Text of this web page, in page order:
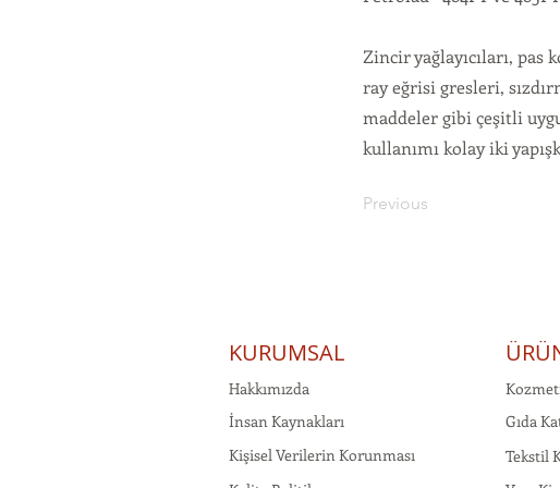
Zincir yağlayıcıları, pas
ray eğrisi gresleri,
maddeler gibi çeşitli
kullanımı kolay iki
Previous
KURUMSAL
Hakkımızda
İnsan Kaynakları
Kişisel Verilerin Korunması
Gıda
Tekstil